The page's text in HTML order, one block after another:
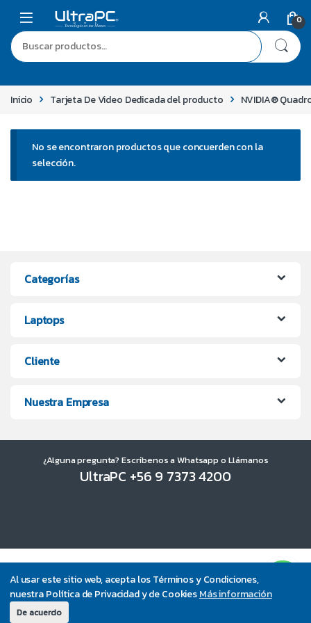
Al usar este sitio web, acepta los Términos y Condiciones,
nuestra Política de Privacidad y de CookiesMás información
De acuerdo
0
Inicio Tarjeta De Video Dedicada del producto NVIDIA®
No se encontraron productos que concuerden con la
selección.
Categorías
Laptops
Cliente
Nuestra Empresa
¿Alguna pregunta? Escríbenos a Whatsapp o Llámanos
UltraPC +56 9 7373 4200